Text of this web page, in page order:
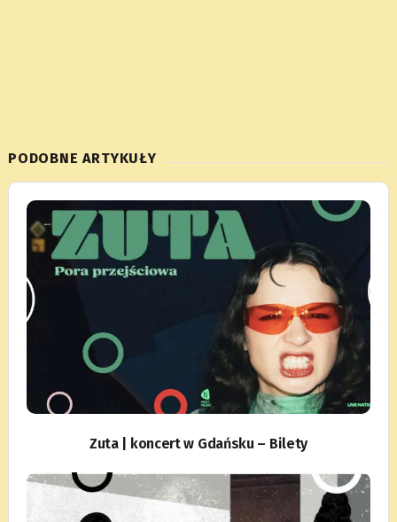
PODOBNE ARTYKUŁY
Zuta | koncert w Gdańsku – Bilety